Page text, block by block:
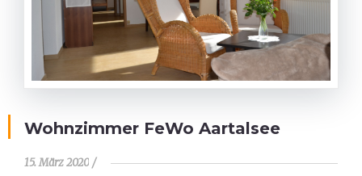
Wohnzimmer FeWo Aartalsee
15. März 2020